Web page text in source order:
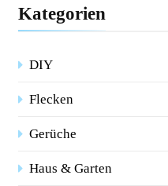
Kategorien
DIY
Flecken
Gerüche
Haus & Garten